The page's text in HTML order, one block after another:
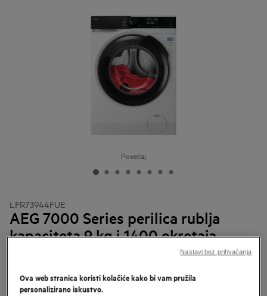
Povećaj
LFR73944FUE
AEG 7000 Series perilica rublja
kapaciteta 9 kg i 1400 okretaja
Informacijski list proizvoda
Ova web stranica koristi kolačiće kako bi vam pružila
personalizirano iskustvo.
Nastavi bez prihvaćanja